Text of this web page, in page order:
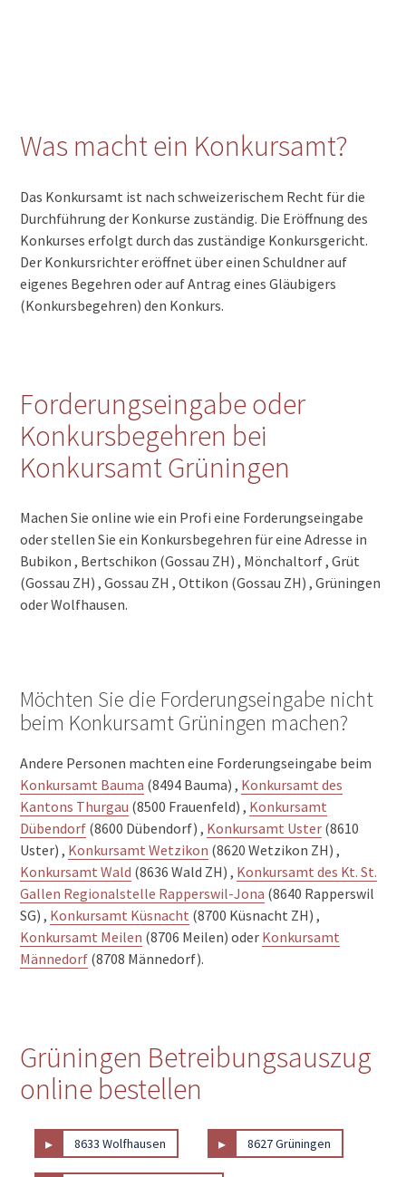
Was macht ein Konkursamt?
Das Konkursamt ist nach schweizerischem Recht für die
Durchführung der Konkurse zuständig. Die Eröffnung des
Konkurses erfolgt durch das zuständige Konkursgericht.
Der Konkursrichter eröffnet über einen Schuldner auf
eigenes Begehren oder auf Antrag eines Gläubigers
(Konkursbegehren) den Konkurs.
Forderungseingabe oder
Konkursbegehren bei
Konkursamt Grüningen
Machen Sie online wie ein Profi eine Forderungseingabe
oder stellen Sie ein Konkursbegehren für eine Adresse in
Bubikon , Bertschikon (Gossau ZH) , Mönchaltorf , Grüt
(Gossau ZH) , Gossau ZH , Ottikon (Gossau ZH) , Grüningen
oder Wolfhausen.
Möchten Sie die Forderungseingabe nicht
beim Konkursamt Grüningen machen?
Andere Personen machten eine Forderungseingabe beim
Konkursamt Bauma (8494 Bauma) , Konkursamt des
Kantons Thurgau (8500 Frauenfeld) , Konkursamt
Dübendorf (8600 Dübendorf) , Konkursamt Uster (8610
Uster) , Konkursamt Wetzikon (8620 Wetzikon ZH) ,
Konkursamt Wald (8636 Wald ZH) , Konkursamt des Kt. St.
Gallen Regionalstelle Rapperswil-Jona (8640 Rapperswil
SG) , Konkursamt Küsnacht (8700 Küsnacht ZH) ,
Konkursamt Meilen (8706 Meilen) oder Konkursamt
Männedorf (8708 Männedorf).
Grüningen Betreibungsauszug
online bestellen
▸ 8633 Wolfhausen ▸ 8627 Grüningen